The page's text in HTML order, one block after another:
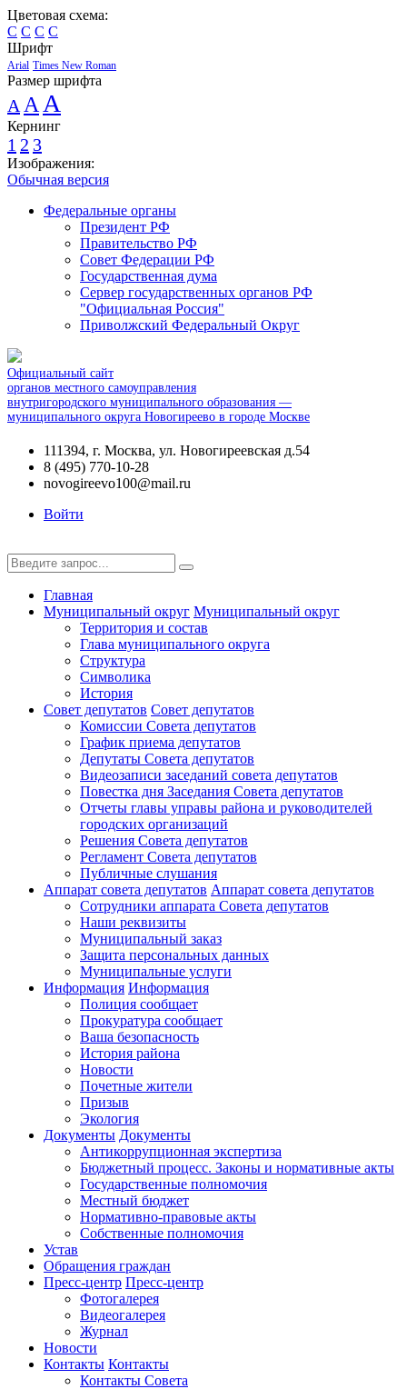
Цветовая схема:
C C C C
Шрифт
Arial Times New Roman
Размер шрифта
A A A
Кернинг
1 2 3
Изображения:
Обычная версия
Федеральные органы
Президент РФ
Правительство РФ
Совет Федерации РФ
Государственная дума
Сервер государственных органов РФ
"Официальная Россия"
Приволжский Федеральный Округ
Официальный сайт
органов местного самоуправления
внутригородского муниципального образования —
муниципального округа Новогиреево в городе Москве
111394, г. Москва, ул. Новогиреевская д.54
8 (495) 770-10-28
novogireevo100@mail.ru
Войти
Главная
Муниципальный округ Муниципальный округ
Территория и состав
Глава муниципального округа
Структура
Символика
История
Совет депутатов Совет депутатов
Комиссии Совета депутатов
График приема депутатов
Депутаты Совета депутатов
Видеозаписи заседаний совета депутатов
Повестка дня Заседания Совета депутатов
Отчеты главы управы района и руководителей
городских организаций
Решения Совета депутатов
Регламент Совета депутатов
Публичные слушания
Аппарат совета депутатов Аппарат совета депутатов
Сотрудники аппарата Совета депутатов
Наши реквизиты
Муниципальный заказ
Защита персональных данных
Муниципальные услуги
Информация Информация
Полиция сообщает
Прокуратура сообщает
Ваша безопасность
История района
Новости
Почетные жители
Призыв
Экология
Документы Документы
Антикоррупционная экспертиза
Бюджетный процесс. Законы и нормативные акты
Государственные полномочия
Местный бюджет
Нормативно-правовые акты
Собственные полномочия
Устав
Обращения граждан
Пресс-центр Пресс-центр
Фотогалерея
Видеогалерея
Журнал
Новости
Контакты Контакты
Контакты Совета